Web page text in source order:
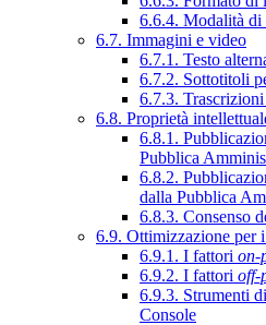
6.6.4. Modalità di
6.7. Immagini e video
6.7.1. Testo
6.7.2. Sottotitoli
6.7.3.
6.8. Proprietà
6.8.1.
Pubblica
6.8.2.
dalla Pubblica
6.8.3. Consenso
6.9. Ottimizzazione per
6.9.1. I fattori on-
6.9.2. I fattori off-
6.9.3. Strumenti
Console